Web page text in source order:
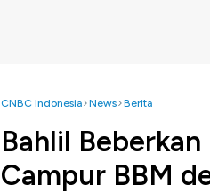
CNBC Indonesia News Berita
Bahlil
Campur BBM